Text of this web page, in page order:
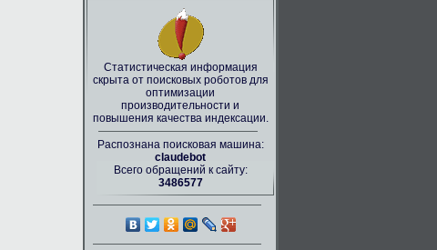
Статистическая информация
скрыта от поисковых роботов для
оптимизации
производительности и
повышения качества индексации.
Распознана поисковая машина:
claudebot
Всего обращений к сайту:
3486577